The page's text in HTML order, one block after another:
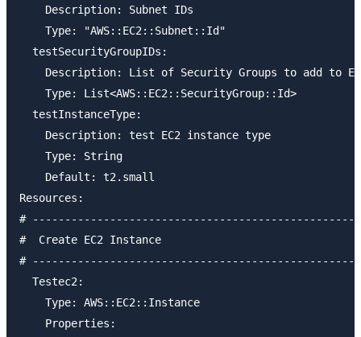
    Description: Subnet IDs
    Type: "AWS::EC2::Subnet::Id"
  testSecurityGroupIDs:
Description: List of Security Groups to add to
    Type: List<AWS::EC2::SecurityGroup::Id>
  testInstanceType:
    Description: test EC2 instance type
    Type: String
    Default: t2.small
Resources:
#
#  Create EC2 Instance
#
  Testec2:
    Type: AWS::EC2::Instance
    Properties: